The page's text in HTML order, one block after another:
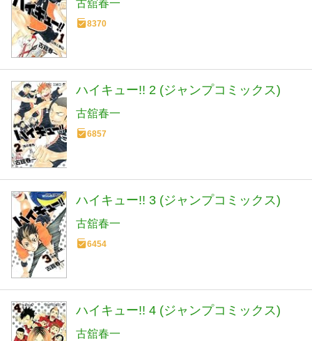
古舘春一
8370
ハイキュー!! 2 (ジャンプコミックス)
古舘春一
6857
ハイキュー!! 3 (ジャンプコミックス)
古舘春一
6454
ハイキュー!! 4 (ジャンプコミックス)
古舘春一